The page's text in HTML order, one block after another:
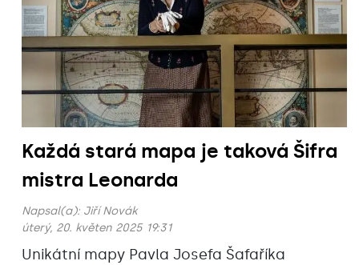
Každá stará mapa je taková Šifra
mistra Leonarda
Napsal(a): Jiří Novák
úterý, 20. květen 2025 19:31
Unikátní mapy Pavla Josefa Šafaříka